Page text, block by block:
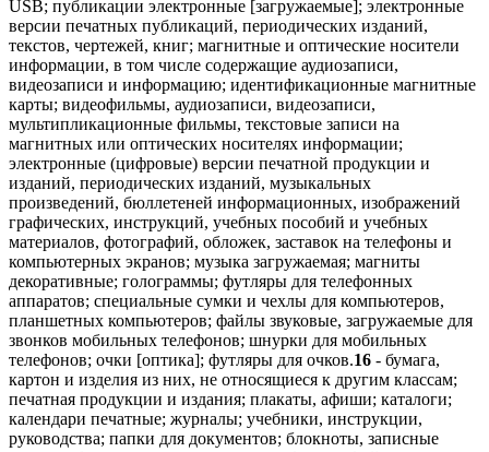
USB; публикации электронные [загружаемые]; электронные
версии печатных публикаций, периодических изданий,
текстов, чертежей, книг; магнитные и оптические носители
информации, в том числе содержащие аудиозаписи,
видеозаписи и информацию; идентификационные магнитные
карты; видеофильмы, аудиозаписи, видеозаписи,
мультипликационные фильмы, текстовые записи на
магнитных или оптических носителях информации;
электронные (цифровые) версии печатной продукции и
изданий, периодических изданий, музыкальных
произведений, бюллетеней информационных, изображений
графических, инструкций, учебных пособий и учебных
материалов, фотографий, обложек, заставок на телефоны и
компьютерных экранов; музыка загружаемая; магниты
декоративные; голограммы; футляры для телефонных
аппаратов; специальные сумки и чехлы для компьютеров,
планшетных компьютеров; файлы звуковые, загружаемые для
звонков мобильных телефонов; шнурки для мобильных
телефонов; очки [оптика]; футляры для очков.16 - бумага,
картон и изделия из них, не относящиеся к другим классам;
печатная продукции и издания; плакаты, афиши; каталоги;
календари печатные; журналы; учебники, инструкции,
руководства; папки для документов; блокноты, записные